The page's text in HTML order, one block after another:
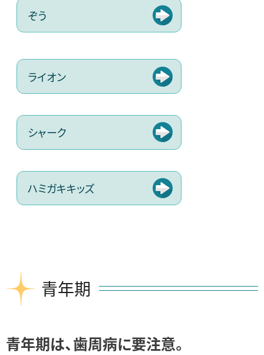
ぞう
ライオン
シャーク
ハミガキキッズ
青年期
青年期は、歯周病に要注意。